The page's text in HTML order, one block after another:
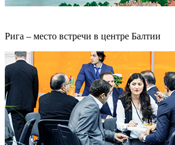
Рига – место встречи в центре Балтии